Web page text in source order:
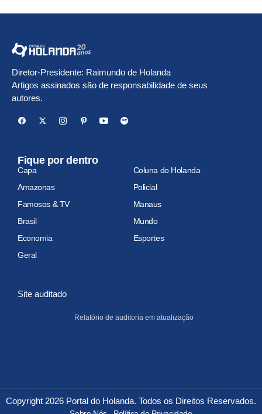
Diretor-Presidente: Raimundo de Holanda
Artigos assinados são de responsabilidade de seus
autores.
Fique por dentro
Capa
Coluna do Holanda
Amazonas
Policial
Famosos & TV
Manaus
Brasil
Mundo
Economia
Esportes
Geral
Site auditado
Relatório de auditoria em atualização
Copyright 2026 Portal do Holanda. Todos os Direitos Reservados.